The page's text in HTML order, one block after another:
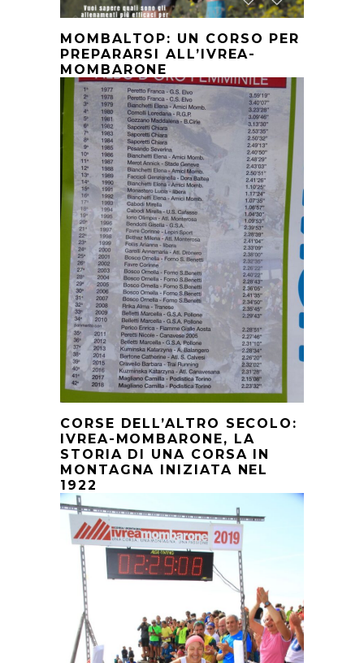
MOMBALTOP: UN CORSO PER
PREPARARSI ALL’IVREA-
MOMBARONE
CORSE DELL’ALTRO SECOLO:
IVREA-MOMBARONE, LA
STORIA DI UNA CORSA IN
MONTAGNA INIZIATA NEL
1922